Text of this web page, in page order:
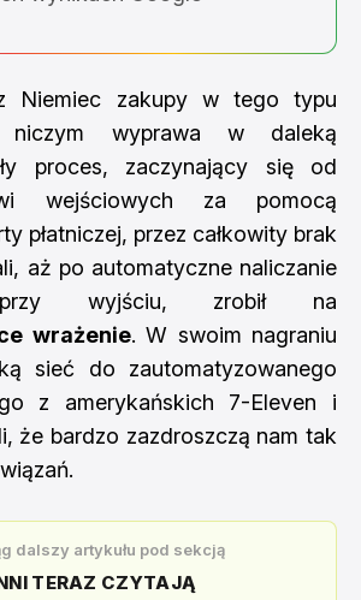
Niemiec zakupy w tego typu
niczym wyprawa w daleką
proces, zaczynający się od
wejściowych za pomocą
płatniczej, przez całkowity brak
aż po automatyczne naliczanie
przy wyjściu, zrobił na
wrażenie. W swoim nagraniu
sieć do zautomatyzowanego
z amerykańskich 7-Eleven i
że bardzo zazdroszczą nam tak
dalszy artykułu pod sekcją
TERAZ CZYTAJĄ